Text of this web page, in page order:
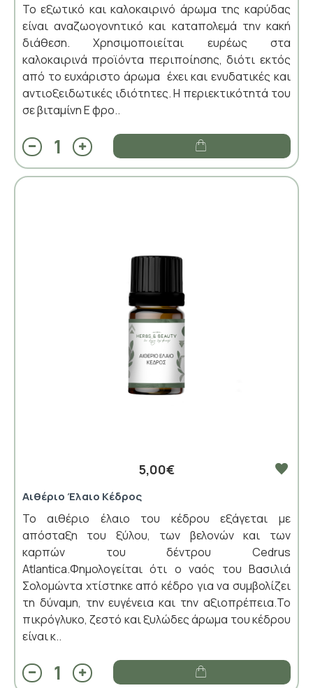
Το εξωτικό και καλοκαιρινό άρωμα της καρύδας
είναι αναζωογονητικό και καταπολεμά την κακή
διάθεση. Χρησιμοποιείται ευρέως στα
καλοκαιρινά προϊόντα περιποίησης, διότι εκτός
από το ευχάριστο άρωμα έχει και ενυδατικές και
αντιοξειδωτικές ιδιότητες. Η περιεκτικότητά του
σε βιταμίνη Ε φρο..
5,00€
Αιθέριο Έλαιο Κέδρος
Το αιθέριο έλαιο του κέδρου εξάγεται με
απόσταξη του ξύλου, των βελονών και των
καρπών του δέντρου Cedrus
Atlantica.Φημολογείται ότι ο ναός του Βασιλιά
Σολομώντα χτίστηκε από κέδρο για να συμβολίζει
τη δύναμη, την ευγένεια και την αξιοπρέπεια.Το
πικρόγλυκο, ζεστό και ξυλώδες άρωμα του κέδρου
είναι κ..